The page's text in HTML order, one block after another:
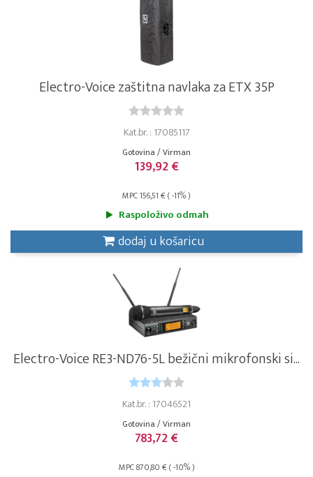
Electro-Voice zaštitna navlaka za ETX 35P
Kat.br. : 17085117
Gotovina / Virman
139,92 €
MPC 156,51 € ( -11% )
Raspoloživo odmah
dodaj u košaricu
Electro-Voice RE3-ND76-5L bežični mikrofonski si...
Kat.br. : 17046521
Gotovina / Virman
783,72 €
MPC 870,80 € ( -10% )